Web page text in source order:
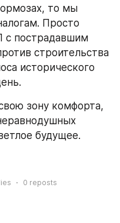
то мы
Просто
с пострадавшим
строительства
исторического
зону комфорта,
будущее.
0 reposts